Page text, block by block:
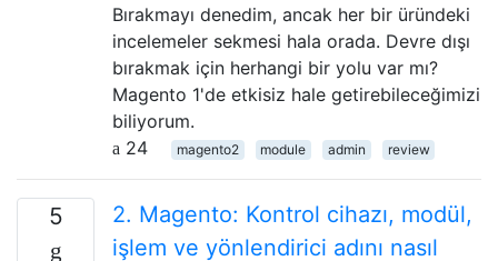
Bırakmayı denedim, ancak her bir üründeki
incelemeler sekmesi hala orada. Devre dışı
bırakmak için herhangi bir yolu var mı?
Magento 1'de etkisiz hale getirebileceğimizi
biliyorum.
24
magento2 module admin review
5
2. Magento: Kontrol cihazı, modül,
işlem ve yönlendirici adını nasıl